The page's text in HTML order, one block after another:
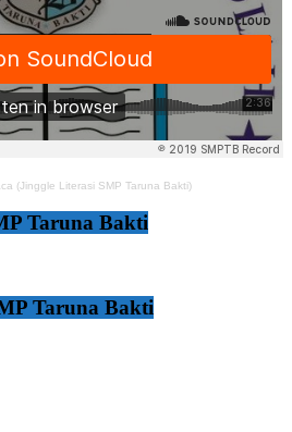
(Jinggle Literasi SMP Taruna Bakti)
Taruna Bakti
Taruna Bakti